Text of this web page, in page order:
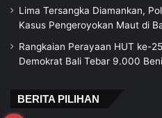
Lima Tersangka Diamankan,
Kasus Pengeroyokan Maut di
Rangkaian Perayaan HUT ke-
Demokrat Bali Tebar 9.000
BERITA PILIHAN